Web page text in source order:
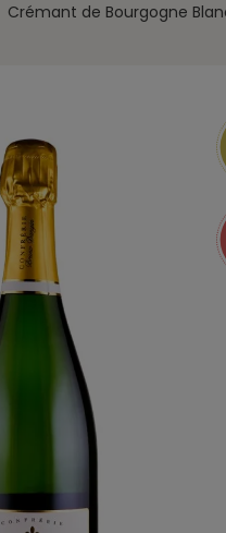
Crémant de Bourgogne